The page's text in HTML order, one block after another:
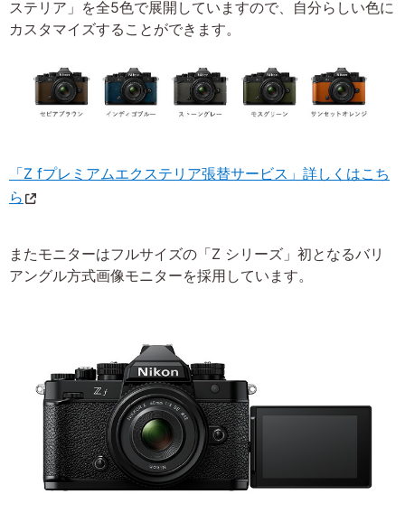
ステリア」を全5色で展開していますので、自分らしい色に
カスタマイズすることができます。
「Z fプレミアムエクステリア張替サービス」詳しくはこち
ら
またモニターはフルサイズの「Z シリーズ」初となるバリ
アングル方式画像モニターを採用しています。